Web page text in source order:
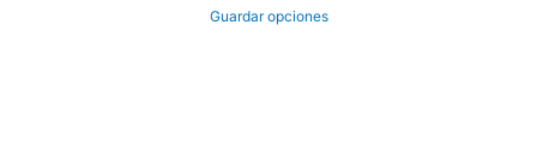
Guardar opciones